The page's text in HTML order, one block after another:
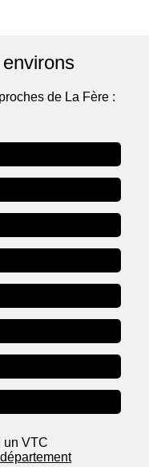
de La Fère :
un VTC